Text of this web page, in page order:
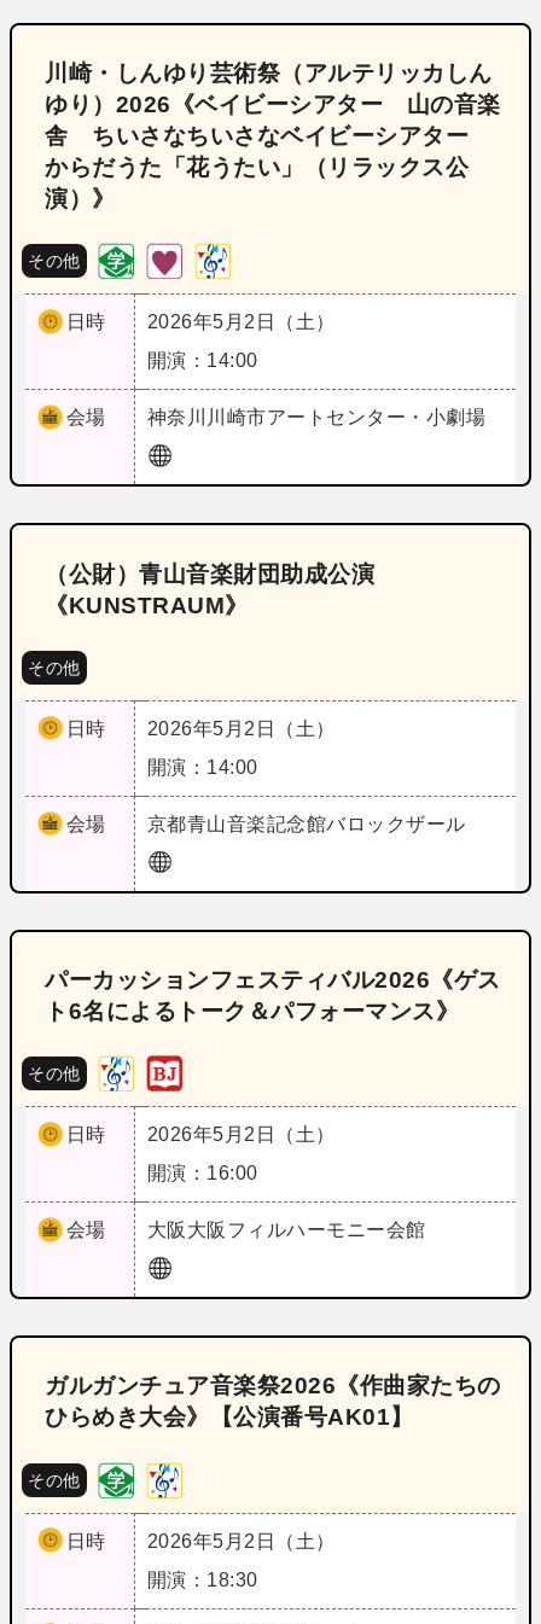
川崎・しんゆり芸術祭（アルテリッカしん
ゆり）2026《ベイビーシアター 山の音楽
舎 ちいさなちいさなベイビーシアター
からだうた「花うたい」（リラックス公
演）》
その他
日時
2026年5月2日（土）
開演：14:00
会場 神奈川 川崎市アートセンター・小劇場
（公財）青山音楽財団助成公演
《KUNSTRAUM》
その他
日時
2026年5月2日（土）
開演：14:00
会場 京都青山音楽記念館バロックザール
パーカッションフェスティバル2026《ゲス
ト6名によるトーク＆パフォーマンス》
その他
日時
2026年5月2日（土）
開演：16:00
会場 大阪 大阪フィルハーモニー会館
ガルガンチュア音楽祭2026《作曲家たちの
ひらめき大会》【公演番号AK01】
その他
日時
2026年5月2日（土）
開演：18:30